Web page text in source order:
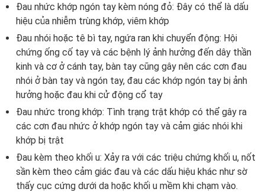
Đau nhức khớp ngón tay kèm nóng đỏ: Đây có thể là dấu
hiệu của nhiễm trùng khớp, viêm khớp
Đau nhói hoặc tê bì tay, ngứa ran khi chuyển động: Hội
chứng ống cố tay và các bệnh lý ảnh hưởng đến dây thần
kinh và cơ ở cánh tay, bàn tay cũng gây nên các cơn đau
nhói ở bàn tay và ngón tay, đau các khớp ngón tay bị ảnh
hưởng hoặc đau khi cử động cổ tay
Đau nhức trong khớp: Tình trạng trật khớp có thể gây ra
các cơn đau nhức ở khớp ngón tay và cảm giác nhói khi
khớp bị trật
Đau kèm theo khối u: Xảy ra với các triệu chứng khối u, nốt
sần kèm theo cảm giác đau và các dấu hiệu khác như sờ
thấy cục cứng dưới da hoặc khối u mềm khi chạm vào.